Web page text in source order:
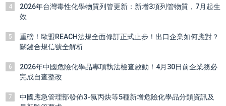
4
2026年台灣毒性化學物質列管更新：新增3項列管物質，7月起生
效
5
重磅！歐盟REACH法規全面修訂正式止步！出口企業如何應對？
關鍵合規信號全解析
6
2026年中國危險化學品專項執法檢查啟動！4月30日前企業務必
完成自查整改
7
中國應急管理部發佈3-氯丙炔等5種新增危險化學品分類資訊及